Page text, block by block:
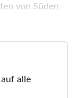
von Süden
alle